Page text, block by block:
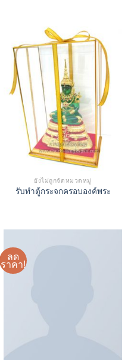
ยังไม่ถูกจัดหมวดหมู่
รับทำตู้กระจกครอบองค์พระ
ลด
ราคา!